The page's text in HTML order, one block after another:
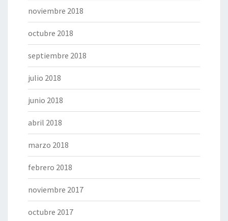
noviembre 2018
octubre 2018
septiembre 2018
julio 2018
junio 2018
abril 2018
marzo 2018
febrero 2018
noviembre 2017
octubre 2017